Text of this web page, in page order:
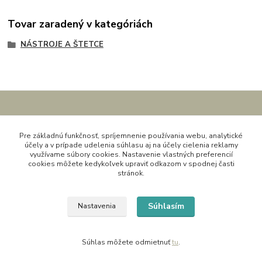
Tovar zaradený v kategóriách
NÁSTROJE A ŠTETCE
Kornélia
0907864188
pon. - pia. 9,00 do 16,00h
Pre základnú funkčnosť, spríjemnenie používania webu, analytické
účely a v prípade udelenia súhlasu aj na účely cielenia reklamy
využívame súbory cookies. Nastavenie vlastných preferencií
cookies môžete kedykoľvek upraviť odkazom v spodnej časti
stránok.
Nastavenia Súhlasím
Súhlas môžete odmietnuťtu.